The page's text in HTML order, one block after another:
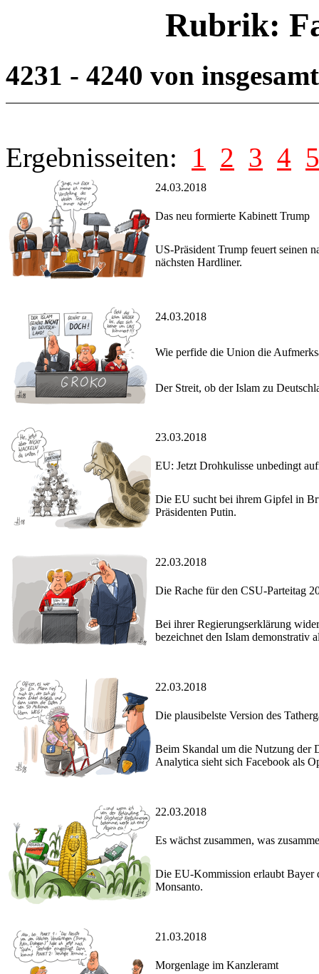
Rubrik:
4231 - 4240 von
Ergebnisseiten: 1 2 3 4 5
24.03.2018
Das neu formierte Kabinett Trump
US-Präsident Trump feuert seinen
nächsten Hardliner.
24.03.2018
Wie perfide die Union die
Der Streit, ob der Islam zu
23.03.2018
EU: Jetzt Drohkulisse unbedingt
Die EU sucht bei ihrem Gipfel in
Präsidenten Putin.
22.03.2018
Die Rache für den CSU-Parteitag
Bei ihrer Regierungserklärung
bezeichnet den Islam demonstrativ
22.03.2018
Die plausibelste Version des
Beim Skandal um die Nutzung der
Analytica sieht sich Facebook als
22.03.2018
Es wächst zusammen, was
Die EU-Kommission erlaubt Bayer
Monsanto.
21.03.2018
Morgenlage im Kanzleramt